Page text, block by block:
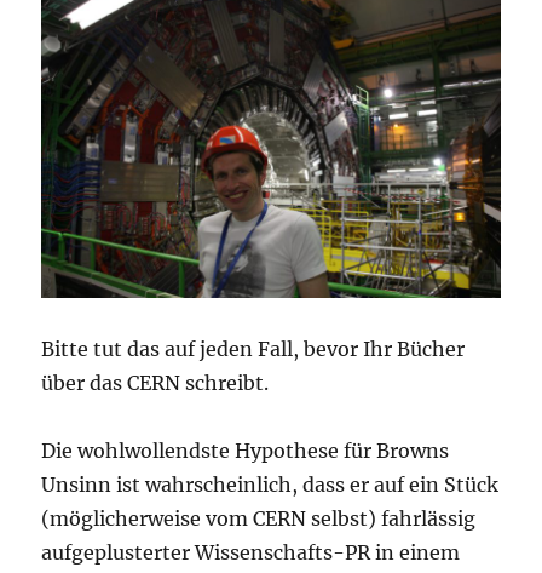
Bitte tut das auf jeden Fall, bevor Ihr Bücher
über das CERN schreibt.
Die wohlwollendste Hypothese für Browns
Unsinn ist wahrscheinlich, dass er auf ein Stück
(möglicherweise vom CERN selbst) fahrlässig
aufgeplusterter Wissenschafts-PR in einem